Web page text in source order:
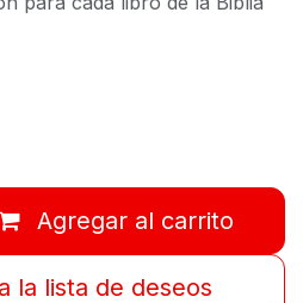
Agregar al carrito
la lista de deseos